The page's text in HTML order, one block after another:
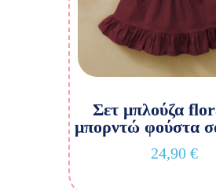
Σετ μπλούζα
μπορντώ φούστα
24,90 €